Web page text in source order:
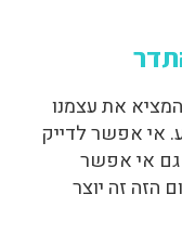
את עצמנו
אי אפשר לדייק
גם אי אפשר
הזה זה יוצר